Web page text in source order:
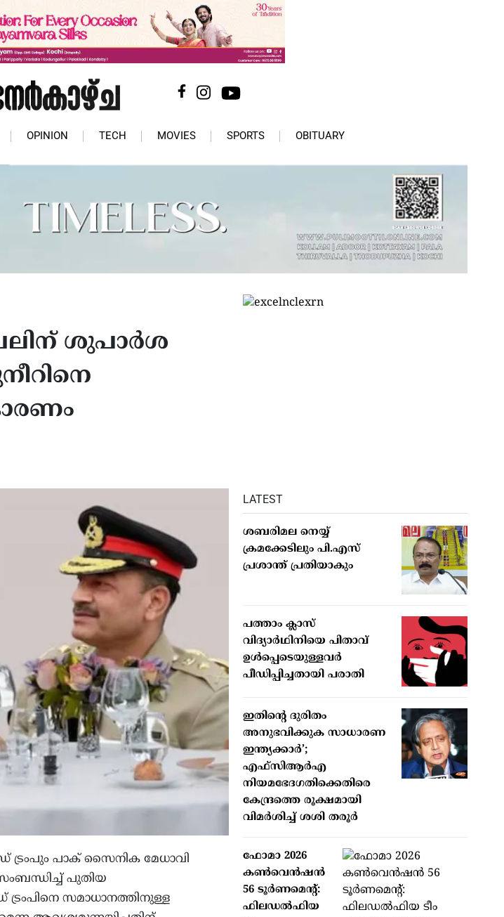
OPINION TECH MOVIES SPORTS OBITUARY
ശുപാർശ
പാക് സൈനിക മേധാവി
പുതിയ
സമാധാനത്തിനുള്ള
LATEST
ശബരിമല നെയ്യ്
ക്രമക്കേടിലും പി.എസ്
പ്രശാന്ത് പ്രതിയാകും
പത്താം ക്ലാസ്
വിദ്യാര്‍ഥിനിയെ പിതാവ്
ഉള്‍പ്പെടെയുള്ളവര്‍
പീഡിപ്പിച്ചതായി പരാതി
ഇതിന്റെ ദുരിതം
അനുഭവിക്കുക സാധാരണ
ഇന്ത്യക്കാര്‍’;
എഫ്‌സിആര്‍എ
നിയമഭേദഗതിക്കെതിരെ
കേന്ദ്രത്തെ രൂക്ഷമായി
വിമര്‍ശിച്ച് ശശി തരൂര്‍
ഫോമാ 2026
കണ്‍വെന്‍ഷന്‍
56 ടൂര്‍ണമെന്റ്:
ഫിലഡല്‍ഫിയ